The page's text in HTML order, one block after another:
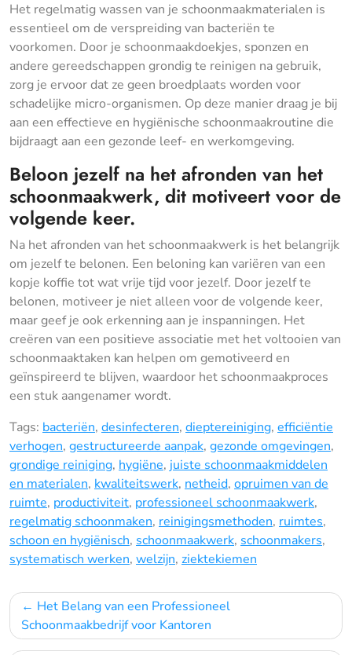
Het regelmatig wassen van je schoonmaakmaterialen is
essentieel om de verspreiding van bacteriën te
voorkomen. Door je schoonmaakdoekjes, sponzen en
andere gereedschappen grondig te reinigen na gebruik,
zorg je ervoor dat ze geen broedplaats worden voor
schadelijke micro-organismen. Op deze manier draag je bij
aan een effectieve en hygiënische schoonmaakroutine die
bijdraagt aan een gezonde leef- en werkomgeving.
Beloon jezelf na het afronden van het
schoonmaakwerk, dit motiveert voor de
volgende keer.
Na het afronden van het schoonmaakwerk is het belangrijk
om jezelf te belonen. Een beloning kan variëren van een
kopje koffie tot wat vrije tijd voor jezelf. Door jezelf te
belonen, motiveer je niet alleen voor de volgende keer,
maar geef je ook erkenning aan je inspanningen. Het
creëren van een positieve associatie met het voltooien van
schoonmaaktaken kan helpen om gemotiveerd en
geïnspireerd te blijven, waardoor het schoonmaakproces
een stuk aangenamer wordt.
Tags: bacteriën, desinfecteren, dieptereiniging, efficiëntie
verhogen, gestructureerde aanpak, gezonde omgevingen,
grondige reiniging, hygiëne, juiste schoonmaakmiddelen
en materialen, kwaliteitswerk, netheid, opruimen van de
ruimte, productiviteit, professioneel schoonmaakwerk,
regelmatig schoonmaken, reinigingsmethoden, ruimtes,
schoon en hygiënisch, schoonmaakwerk, schoonmakers,
systematisch werken, welzijn, ziektekiemen
Bericht
navigatie
Het Belang van een Professioneel
Schoonmaakbedrijf voor Kantoren